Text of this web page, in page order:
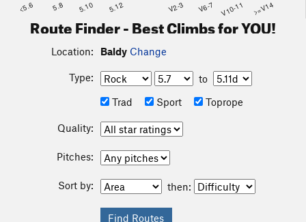
<5.6 5.8 5.10 5.12 V2-3 V6-7 V10-11 >=V14
Route Finder - Best Climbs for YOU!
Location: Baldy Change
Type:
to
Trad
Sport Toprope
Quality:
Pitches:
Sort by: then: